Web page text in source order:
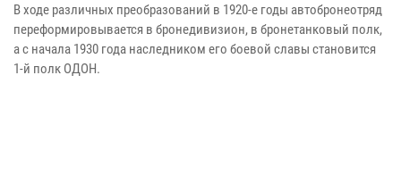
В ходе различных преобразований в 1920-е годы автобронеотряд
переформировывается в бронедивизион, в бронетанковый полк,
а с начала 1930 года наследником его боевой славы становится
1-й полк ОДОН.